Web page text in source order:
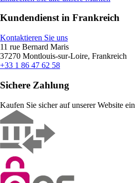
Kundendienst in Frankreich
Kontaktieren Sie uns
11 rue Bernard Maris
37270 Montlouis-sur-Loire, Frankreich
+33 1 86 47 62 58
Sichere Zahlung
Kaufen Sie sicher auf unserer Website ein